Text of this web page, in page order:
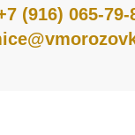
(916) 065-79-